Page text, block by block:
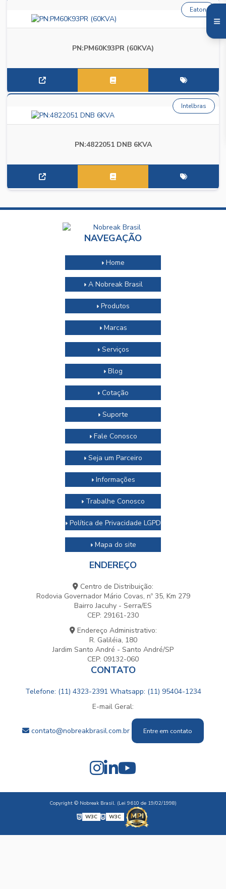
PN:PM60K93PR (60KVA)
Eaton
PN:4822051 DNB 6KVA
Intelbras
NAVEGAÇÃO
Home
A Nobreak Brasil
Produtos
Marcas
Serviços
Blog
Cotação
Suporte
Fale Conosco
Seja um Parceiro
Informações
Trabalhe Conosco
Política de Privacidade LGPD
Mapa do site
ENDEREÇO
Centro de Distribuição:
Rodovia Governador Mário Covas, nº 35, Km 279
Bairro Jacuhy - Serra/ES
CEP: 29161-230
Endereço Administrativo:
R. Galiléia, 180
Jardim Santo André - Santo André/SP
CEP: 09132-060
CONTATO
Telefone: (11) 4323-2391 Whatsapp: (11) 95404-1234
E-mail Geral:
contato@nobreakbrasil.com.br Entre em contato
Copyright © Nobreak Brasil. (Lei 9610 de 19/02/1998)
W3C
W3C